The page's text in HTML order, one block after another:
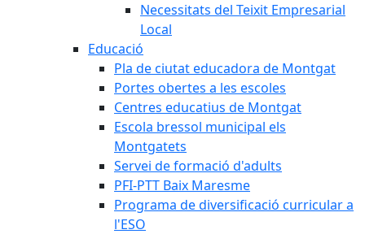
Necessitats del Teixit Empresarial
Local
Educació
Pla de ciutat educadora de Montgat
Portes obertes a les escoles
Centres educatius de Montgat
Escola bressol municipal els
Montgatets
Servei de formació d'adults
PFI-PTT Baix Maresme
Programa de diversificació curricular a
l'ESO